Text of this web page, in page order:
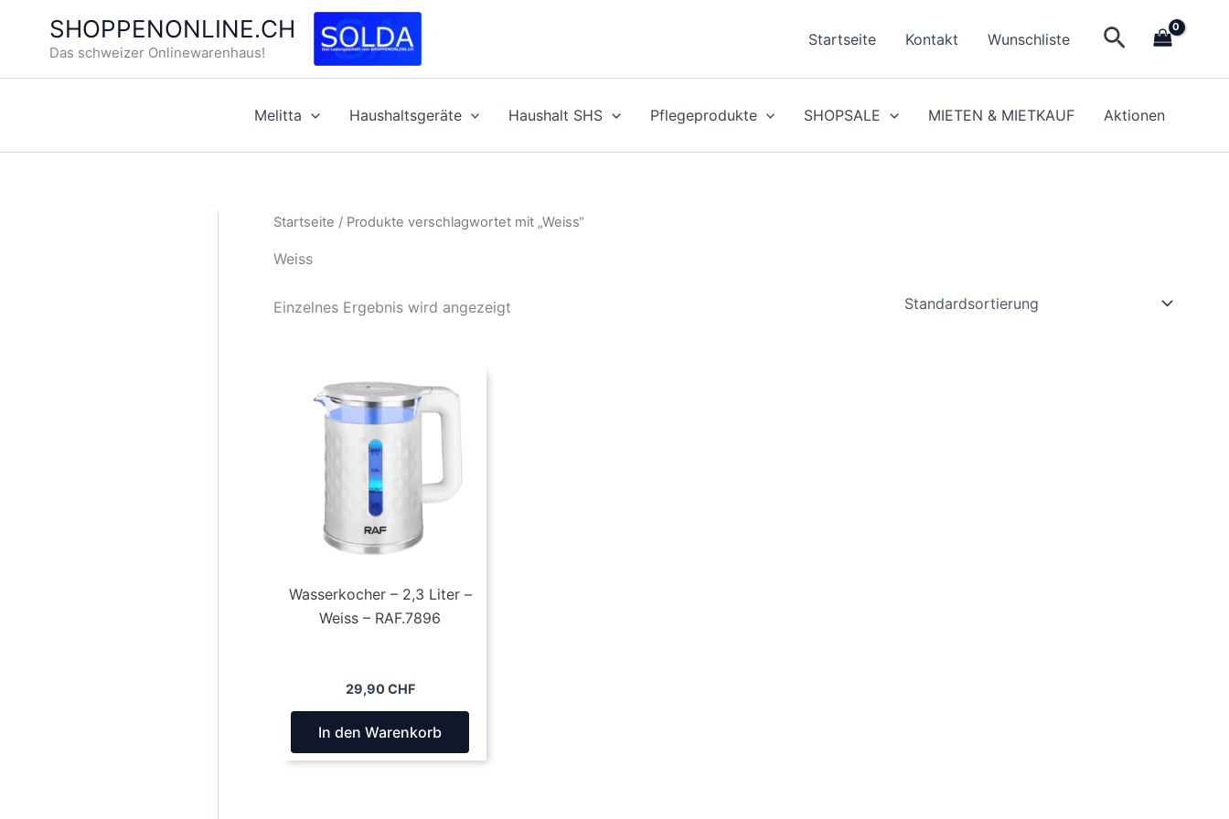
springen
SHOPPENONLINE.CH
Das schweizer Onlinewarenhaus!
Startseite Kontakt Wunschliste Suchen
Melitta Haushaltsgeräte Haushalt SHS Pflegeprodukte SHOPSALE MIETEN & MIETKAUF Aktionen
Startseite / Produkte verschlagwortet mit „Weiss“
Weiss
Einzelnes Ergebnis wird angezeigt
Wasserkocher – 2,3 Liter –
Weiss – RAF.7896
29,90CHF
In den Warenkorb